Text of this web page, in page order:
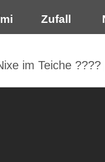
Zufall
im Teiche